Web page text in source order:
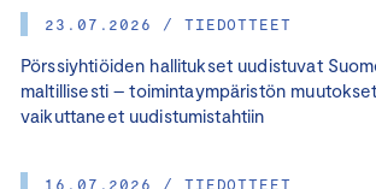
23.07.2026 / TIEDOTTEET
Pörssiyhtiöiden hallitukset uudistuvat
maltillisesti – toimintaympäristön
vaikuttaneet uudistumistahtiin
16.07.2026 / TIEDOTTEET